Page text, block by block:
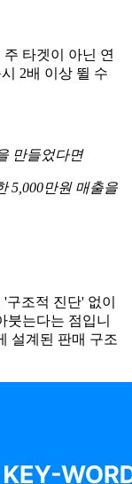
타겟이 아닌 연
2배 이상 뛸 수
만들었다면
5,000만원 매출을
조적 진단' 없이
붓는다는 점입니
설계된 판매 구조